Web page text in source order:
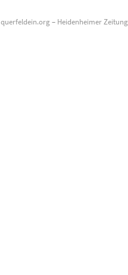
querfeldein.org– Heidenheimer